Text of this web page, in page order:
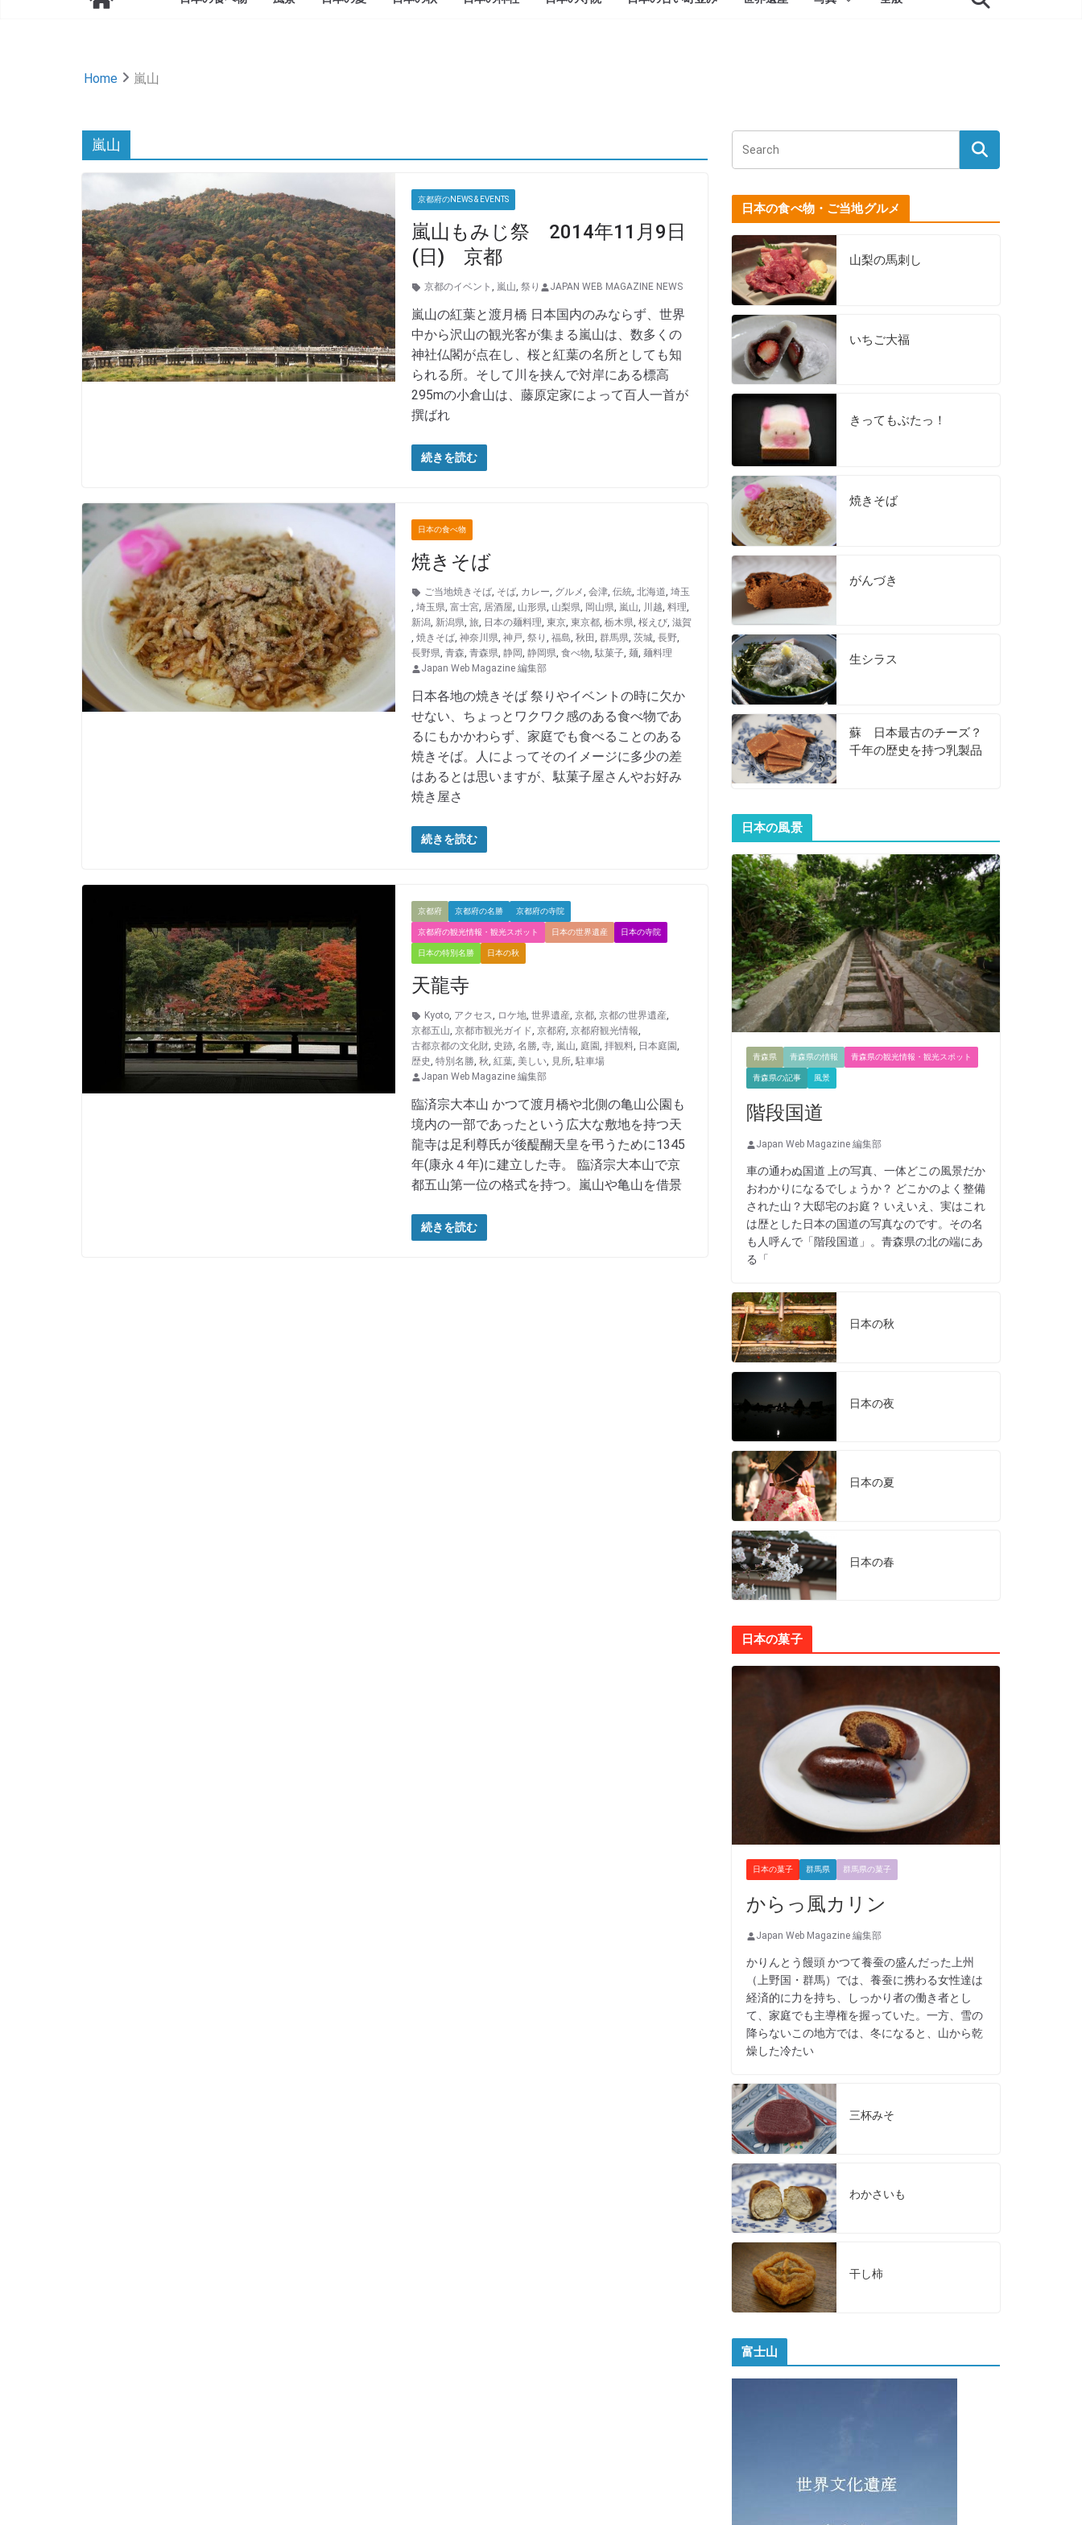
Home 嵐山
嵐山
京都府のNEWS & EVENTS
嵐山もみじ祭 2014年11月9日
(日) 京都
京都のイベント , 嵐山, 祭り JAPAN WEB MAGAZINE NEWS
嵐山の紅葉と渡月橋 日本国内のみならず、世界
中から沢山の観光客が集まる嵐山は、数多くの
神社仏閣が点在し、桜と紅葉の名所としても知
られる所。そして川を挟んで対岸にある標高
295mの小倉山は、藤原定家によって百人一首が
撰ばれ
続きを読む
日本の食べ物
焼きそば
ご当地焼きそば, そば, カレー, グルメ, 会津, 伝統, 北海道, 埼玉
, 埼玉県, 富士宮, 居酒屋, 山形県, 山梨県, 岡山県, 嵐山, 川越, 料理,
新潟, 新潟県, 旅, 日本の麺料理, 東京, 東京都, 栃木県, 桜えび, 滋賀
, 焼きそば, 神奈川県, 神戸, 祭り , 福島, 秋田, 群馬県, 茨城, 長野,
長野県, 青森, 青森県, 静岡, 静岡県, 食べ物, 駄菓子, 麺, 麺料理
Japan Web Magazine 編集部
日本各地の焼きそば 祭りやイベントの時に欠か
せない、ちょっとワクワク感のある食べ物であ
るにもかかわらず、家庭でも食べることのある
焼きそば。人によってそのイメージに多少の差
はあるとは思いますが、駄菓子屋さんやお好み
焼き屋さ
続きを読む
京都府 京都府の名勝 京都府の寺院
京都府の観光情報・観光スポット 日本の世界遺産 日本の寺院
日本の特別名勝 日本の秋
天龍寺
Kyoto, アクセス, ロケ地, 世界遺産, 京都, 京都の世界遺産,
京都五山, 京都市観光ガイド, 京都府, 京都府観光情報,
古都京都の文化財, 史跡, 名勝, 寺, 嵐山, 庭園, 拝観料, 日本庭園,
歴史, 特別名勝, 秋, 紅葉, 美しい, 見所, 駐車場
Japan Web Magazine 編集部
臨済宗大本山 かつて渡月橋や北側の亀山公園も
境内の一部であったという広大な敷地を持つ天
龍寺は足利尊氏が後醍醐天皇を弔うために1345
年(康永４年)に建立した寺。 臨済宗大本山で京
都五山第一位の格式を持つ。嵐山や亀山を借景
続きを読む
日本の食べ物・ご当地グルメ
山梨の馬刺し
いちご大福
きってもぶたっ！
焼きそば
がんづき
生シラス
蘇 日本最古のチーズ？
千年の歴史を持つ乳製品
日本の風景
青森県 青森県の情報 青森県の観光情報・観光スポット
青森県の記事 風景
階段国道
Japan Web Magazine 編集部
車の通わぬ国道 上の写真、一体どこの風景だか
おわかりになるでしょうか？ どこかのよく整備
された山？大邸宅のお庭？ いえいえ、実はこれ
は歴とした日本の国道の写真なのです。その名
も人呼んで「階段国道」。青森県の北の端にあ
る「
日本の秋
日本の夜
日本の夏
日本の春
日本の菓子
日本の菓子 群馬県 群馬県の菓子
からっ風カリン
Japan Web Magazine 編集部
かりんとう饅頭 かつて養蚕の盛んだった上州
（上野国・群馬）では、養蚕に携わる女性達は
経済的に力を持ち、しっかり者の働き者とし
て、家庭でも主導権を握っていた。一方、雪の
降らないこの地方では、冬になると、山から乾
燥した冷たい
三杯みそ
わかさいも
干し柿
富士山